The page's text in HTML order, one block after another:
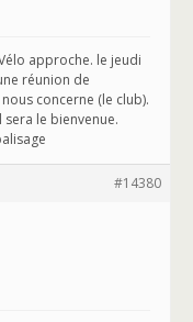
approche. le jeudi
réunion de
concerne (le club).
sera le bienvenue.
#14380